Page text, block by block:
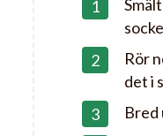
Rör
det i
Bred